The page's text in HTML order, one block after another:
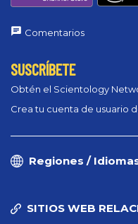
Comentarios
SUSCRÍBETE
Obtén el Scientology
Crea tu cuenta de usuario
Regiones /
SITIOS WEB